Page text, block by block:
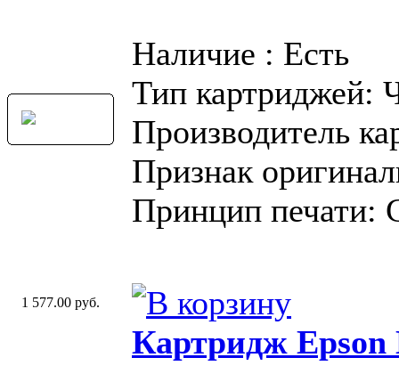
Наличие : Есть
Тип картриджей:
Производитель
Признак
Принцип печати:
1 577.00 руб.
Картридж Epson